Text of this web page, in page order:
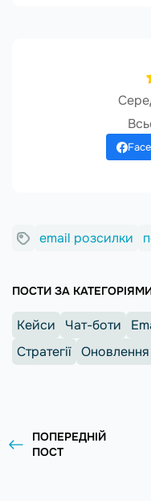
email розсилки
ПОСТИ ЗА
Кейси Чат-боти
Стратегії Оновлення
ПОПЕРЕДНІЙ
ПОСТ